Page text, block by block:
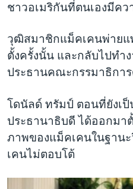
ชาวอเมริกันที่ตนเองมีค
วุฒิสมาชิกแม็คเคนพ่ายแ
ตั้งครั้งนั้น และกลับไปทำ
ประธานคณะกรรมาธิกา
โดนัลด์ ทรัมป์ ตอนที่ยังเ
ประธานาธิบดี ได้ออกมา
ภาพของแม็คเคนในฐาน
เคนไม่ตอบโต้